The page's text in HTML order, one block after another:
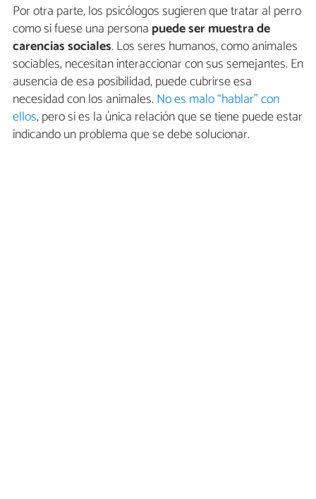
Por otra parte, los psicólogos sugieren que tratar al perro
como si fuese una persona puede ser muestra de
carencias sociales. Los seres humanos, como animales
sociables, necesitan interaccionar con sus semejantes. En
ausencia de esa posibilidad, puede cubrirse esa
necesidad con los animales. No es malo “hablar” con
ellos, pero si es la única relación que se tiene puede estar
indicando un problema que se debe solucionar.